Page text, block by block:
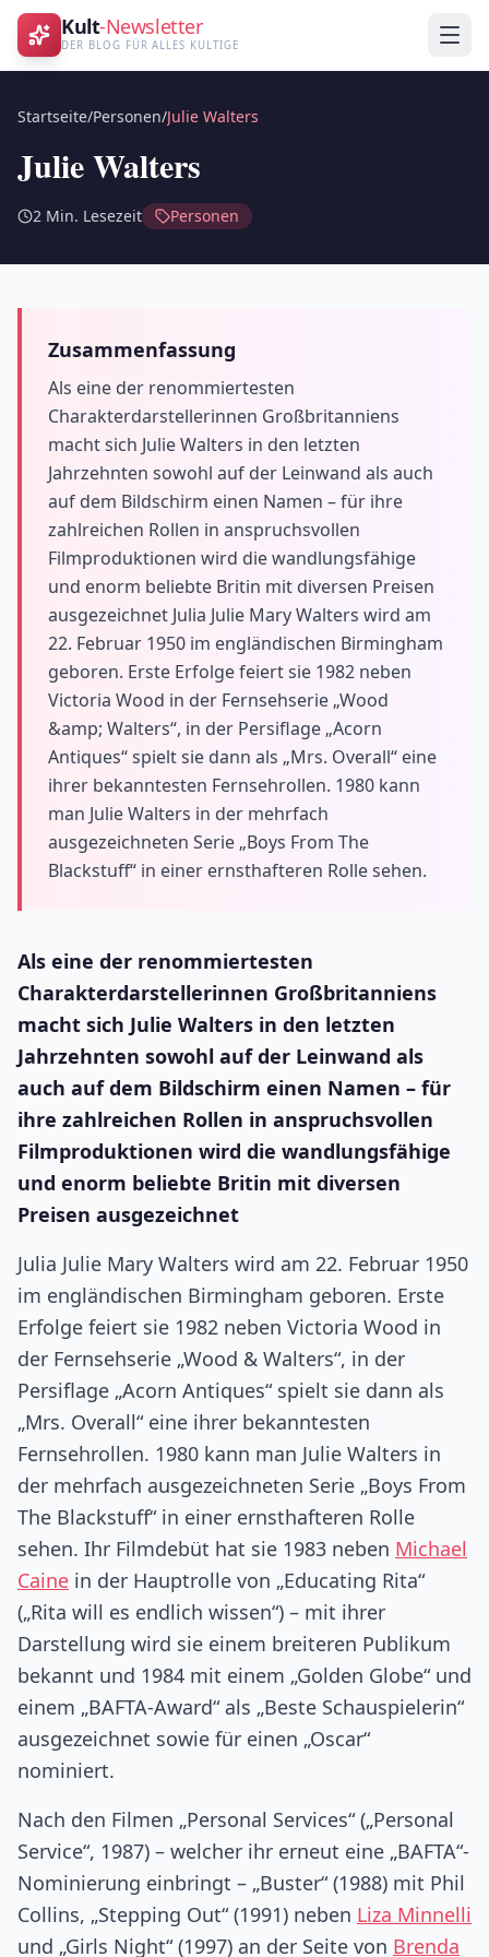
Kult-Newsletter
DER BLOG FÜR ALLES KULTIGE
Startseite/Personen/Julie Walters
Julie Walters
2 Min. Lesezeit Personen
Zusammenfassung
Als eine der renommiertesten
Charakterdarstellerinnen Großbritanniens
macht sich Julie Walters in den letzten
Jahrzehnten sowohl auf der Leinwand als auch
auf dem Bildschirm einen Namen – für ihre
zahlreichen Rollen in anspruchsvollen
Filmproduktionen wird die wandlungsfähige
und enorm beliebte Britin mit diversen Preisen
ausgezeichnet Julia Julie Mary Walters wird am
22. Februar 1950 im engländischen Birmingham
geboren. Erste Erfolge feiert sie 1982 neben
Victoria Wood in der Fernsehserie „Wood
&amp; Walters“, in der Persiflage „Acorn
Antiques“ spielt sie dann als „Mrs. Overall“ eine
ihrer bekanntesten Fernsehrollen. 1980 kann
man Julie Walters in der mehrfach
ausgezeichneten Serie „Boys From The
Blackstuff“ in einer ernsthafteren Rolle sehen.
Als eine der renommiertesten
Charakterdarstellerinnen Großbritanniens
macht sich Julie Walters in den letzten
Jahrzehnten sowohl auf der Leinwand als
auch auf dem Bildschirm einen Namen – für
ihre zahlreichen Rollen in anspruchsvollen
Filmproduktionen wird die wandlungsfähige
und enorm beliebte Britin mit diversen
Preisen ausgezeichnet
Julia Julie Mary Walters wird am 22. Februar 1950
im engländischen Birmingham geboren. Erste
Erfolge feiert sie 1982 neben Victoria Wood in
der Fernsehserie „Wood & Walters“, in der
Persiflage „Acorn Antiques“ spielt sie dann als
„Mrs. Overall“ eine ihrer bekanntesten
Fernsehrollen. 1980 kann man Julie Walters in
der mehrfach ausgezeichneten Serie „Boys From
The Blackstuff“ in einer ernsthafteren Rolle
sehen. Ihr Filmdebüt hat sie 1983 neben Michael
Caine in der Hauptrolle von „Educating Rita“
(„Rita will es endlich wissen“) – mit ihrer
Darstellung wird sie einem breiteren Publikum
bekannt und 1984 mit einem „Golden Globe“ und
einem „BAFTA-Award“ als „Beste Schauspielerin“
ausgezeichnet sowie für einen „Oscar“
nominiert.
Nach den Filmen „Personal Services“ („Personal
Service“, 1987) – welcher ihr erneut eine „BAFTA“-
Nominierung einbringt – „Buster“ (1988) mit Phil
Collins, „Stepping Out“ (1991) neben Liza Minnelli
und „Girls Night“ (1997) an der Seite von Brenda